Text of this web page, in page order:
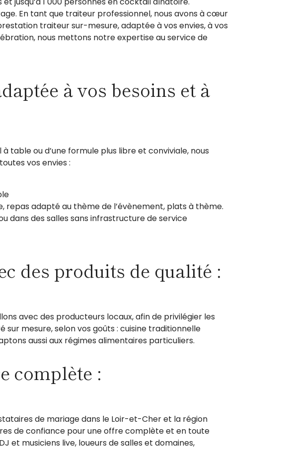
En tant que traiteur professionnel, nous avons à cœur
traiteur sur-mesure, adaptée à vos envies, à vos
nous mettons notre expertise au service de
à vos besoins et à
table ou d’une formule plus libre et conviviale, nous
vos envies :
adapté au thème de l’évènement, plats à thème.
dans des salles sans infrastructure de service
des produits de qualité :
avec des producteurs locaux, afin de privilégier les
mesure, selon vos goûts : cuisine traditionnelle
aussi aux régimes alimentaires particuliers.
complète :
de mariage dans le Loir-et-Cher et la région
de confiance pour une offre complète et en toute
et musiciens live, loueurs de salles et domaines,